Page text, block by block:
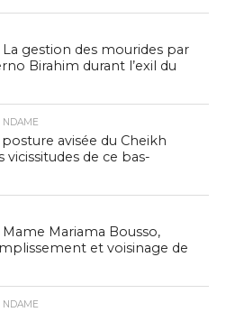
La gestion des mourides par
Birahim durant l’exil du
NDAME
posture avisée du Cheikh
vicissitudes de ce bas-
Mame Mariama Bousso,
et voisinage de
NDAME